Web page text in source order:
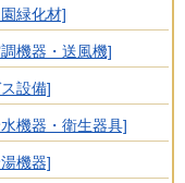
緑化材]
機器・送風機]
設備]
機器・衛生器具]
機器]